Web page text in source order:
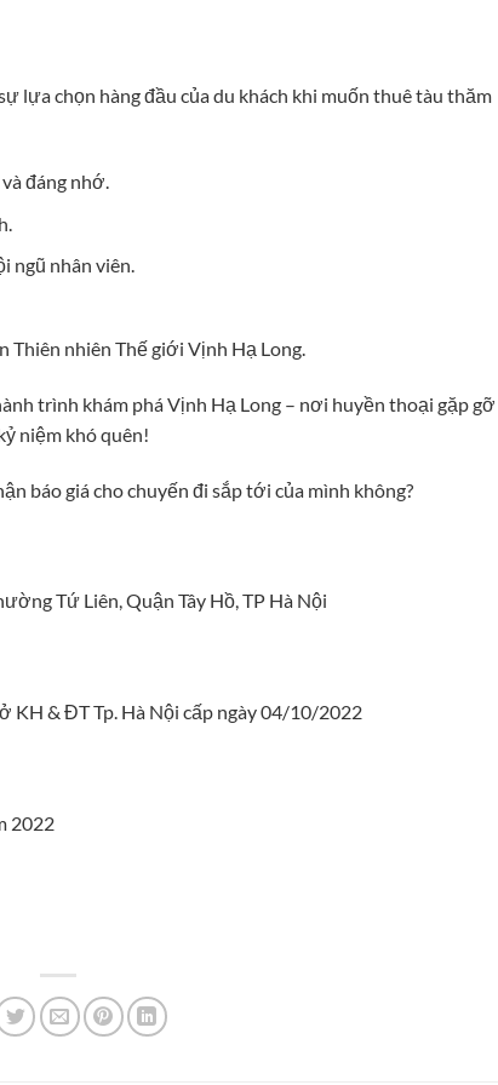
lựa chọn hàng đầu của du khách khi muốn thuê tàu thăm
đáng nhớ.
ngũ nhân viên.
Thiên nhiên Thế giới Vịnh Hạ Long.
trình khám phá Vịnh Hạ Long – nơi huyền thoại gặp
niệm khó quên!
báo giá cho chuyến đi sắp tới của mình không?
Tứ Liên, Quận Tây Hồ, TP Hà Nội
KH & ĐT Tp. Hà Nội cấp ngày 04/10/2022
2022